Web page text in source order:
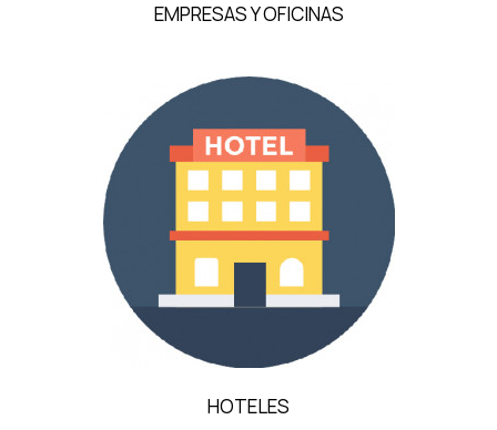
EMPRESAS Y OFICINAS
HOTELES